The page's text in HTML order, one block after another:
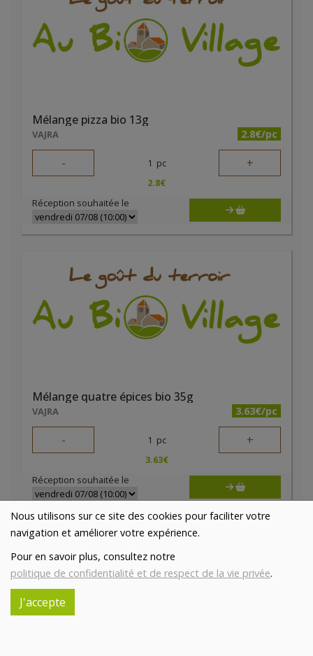
Nous utilisons sur ce site des cookies pour faciliter votre
navigation et améliorer votre expérience.
Pour en savoir plus, consultez notre
politique de confidentialité et de respect de la vie privée.
J'accepte
Mélange pizza bio 13g
VAJRA 2.8€/pc
- 1 pc +
2.8€
Réception souhaitée le
Mélange quatre épices bio 35g
VAJRA 3.63€/pc
- 1 pc +
3.63€
Réception souhaitée le